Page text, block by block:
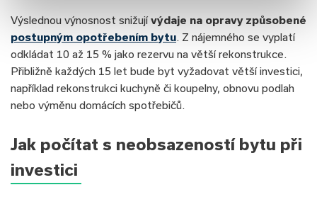
Výslednou výnosnost snižujívýdaje na opravy způsobené
postupným opotřebením bytu. Z nájemného se vyplatí
odkládat 10 až 15 % jako rezervu na větší rekonstrukce.
Přibližně každých 15 let bude byt vyžadovat větší investici,
například rekonstrukci kuchyně či koupelny, obnovu podlah
nebo výměnu domácích spotřebičů.
Jak počítat s neobsazeností bytu při
investici